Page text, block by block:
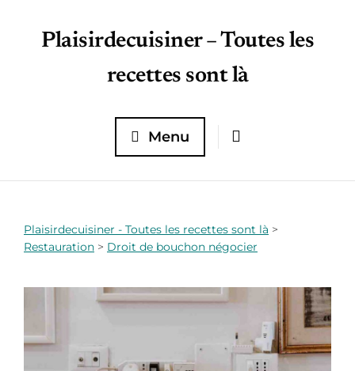
Plaisirdecuisiner – Toutes les
recettes sont là
Menu
Plaisirdecuisiner - Toutes les recettes sont là >
Restauration > Droit de bouchon négocier